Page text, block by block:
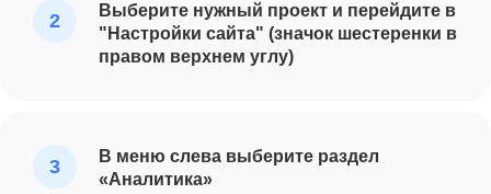
Выберите нужный проект и перейдите в
"Настройки сайта" (значок шестеренки в
правом верхнем углу)
В меню слева выберите раздел
«Аналитика»